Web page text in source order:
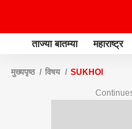
ताज्या बातम्या महाराष्ट्र
मुख्यपृष्ठ विषय SUKHOI